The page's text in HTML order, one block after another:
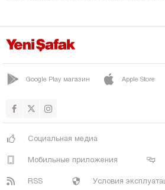
Синоп
Шырнак
Токат
Google Play магазин Apple Store
Социальная медиа
Мобильные приложения
RSS Условия